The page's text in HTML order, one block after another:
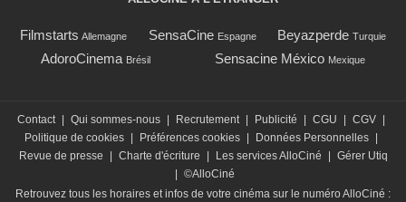
Filmstarts Allemagne SensaCine Espagne Beyazperde Turquie
AdoroCinema Brésil Sensacine México Mexique
Contact Qui sommes-nous Recrutement Publicité CGU CGV
Politique de cookies
Préférences cookies Données Personnelles
Revue de presse
Charte d'écriture Les services AlloCiné
Gérer Utiq
©AlloCiné
Retrouvez tous les horaires et infos de votre cinéma sur le numéro AlloCiné :